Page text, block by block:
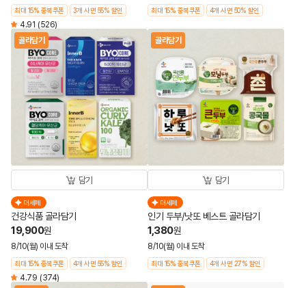
최대 15% 중복쿠폰 3개 사면 55% 할인
4.91 (526)
최대 15% 중복쿠폰 4개 사면 50% 할인
골라담기
담기
더세페
건강식품 골라담기
19,900원
8/10(월) 이내 도착
최대 15% 중복쿠폰 4개 사면 55% 할인
4.79 (374)
골라담기
담기
더세페
인기 두부/낫또 베스트 골라담기
1,380원
8/10(월) 이내 도착
최대 15% 중복쿠폰 4개 사면 27% 할인